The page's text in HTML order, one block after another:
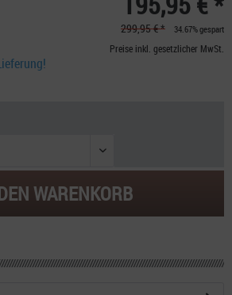
299,95 € * 34.67% gespart
Preise inkl. gesetzlicher MwSt.
WARENKORB